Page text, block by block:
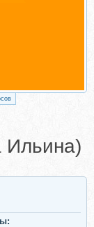
Ильина)